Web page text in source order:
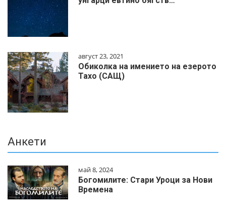
август 23, 2021
Обиколка на имението на езерото
Тахо (САЩ)
Анкети
май 8, 2024
Богомилите: Стари Уроци за Нови
Времена